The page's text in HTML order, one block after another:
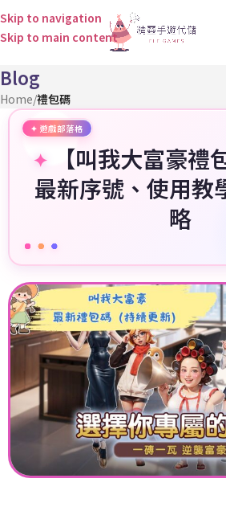
Skip to navigation
Skip to main content
Blog
Home/禮包碼
【叫我大富豪禮
最新序號、使用教
略